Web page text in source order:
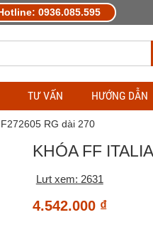
0936.085.595
TƯ VẤN HƯỚNG DẪN
RG dài 270
KHÓA FF
Lưt xem: 2631
4.542.000 ₫